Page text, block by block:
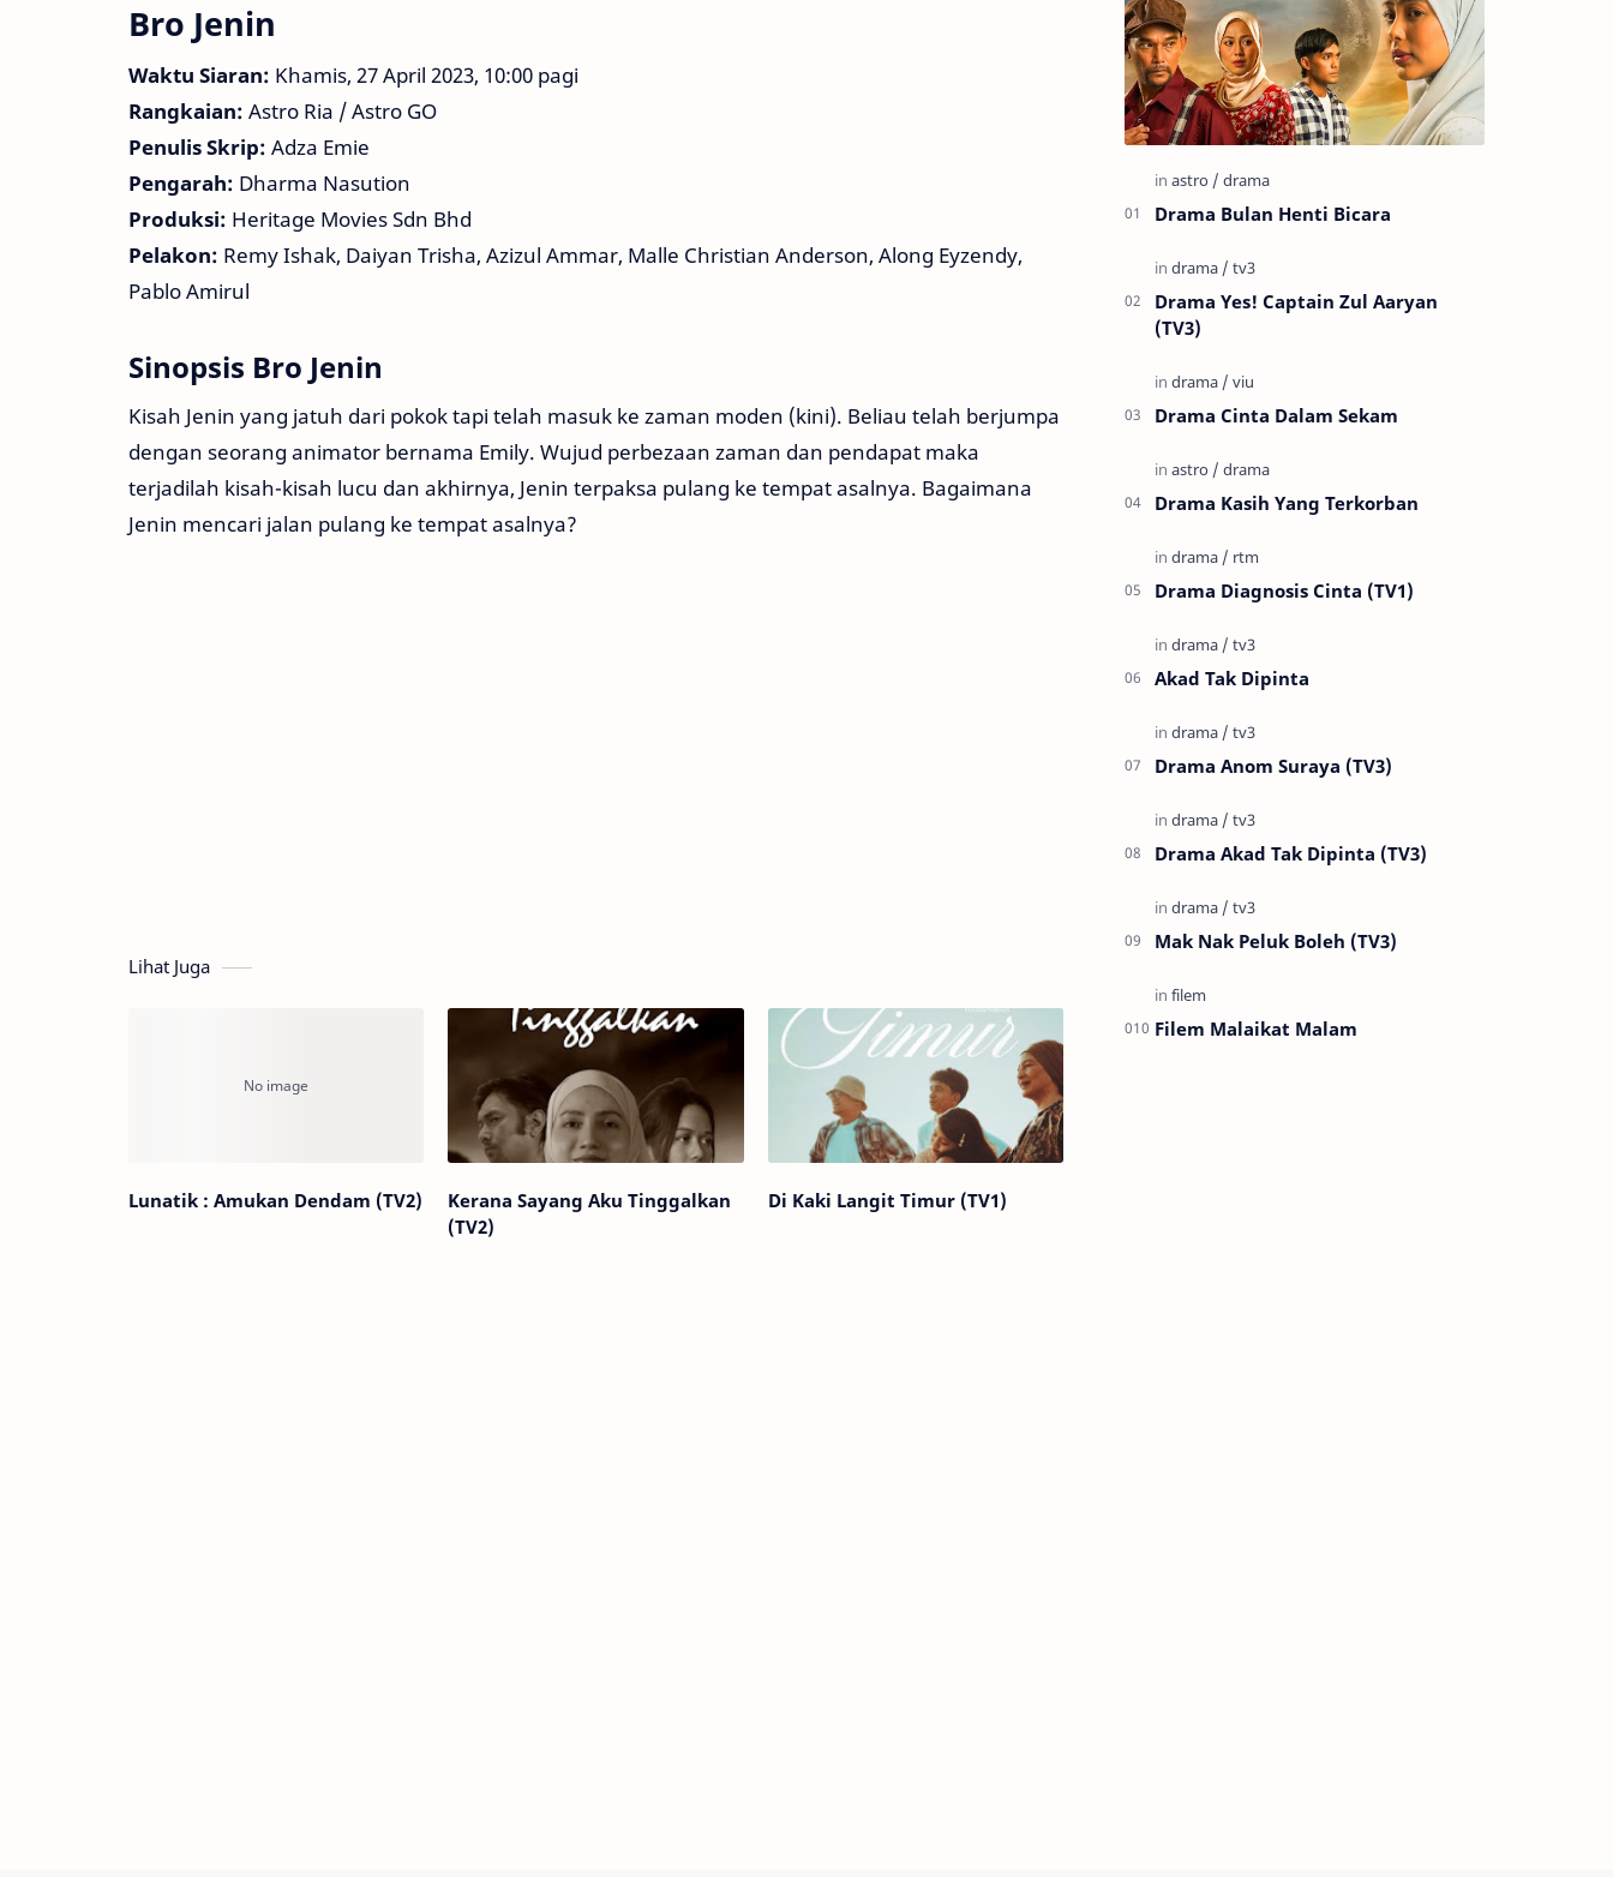
Bro Jenin
Waktu Siaran: Khamis, 27 April 2023, 10:00 pagi
Rangkaian: Astro Ria / Astro GO
Penulis Skrip: Adza Emie
Pengarah: Dharma Nasution
Produksi: Heritage Movies Sdn Bhd
Pelakon: Remy Ishak, Daiyan Trisha, Azizul Ammar, Malle Christian Anderson, Along Eyzendy,
Pablo Amirul
Sinopsis Bro Jenin
Kisah Jenin yang jatuh dari pokok tapi telah masuk ke zaman moden (kini). Beliau telah berjumpa
dengan seorang animator bernama Emily. Wujud perbezaan zaman dan pendapat maka
terjadilah kisah-kisah lucu dan akhirnya, Jenin terpaksa pulang ke tempat asalnya. Bagaimana
Jenin mencari jalan pulang ke tempat asalnya?
Lihat Juga
Lunatik : Amukan Dendam (TV2)
Kerana Sayang Aku Tinggalkan
(TV2)
Di Kaki Langit Timur (TV1)
Drama Bulan Henti Bicara
Drama Yes! Captain Zul Aaryan
(TV3)
Drama Cinta Dalam Sekam
Drama Kasih Yang Terkorban
Drama Diagnosis Cinta (TV1)
Akad Tak Dipinta
Drama Anom Suraya (TV3)
Drama Akad Tak Dipinta (TV3)
Mak Nak Peluk Boleh (TV3)
Filem Malaikat Malam